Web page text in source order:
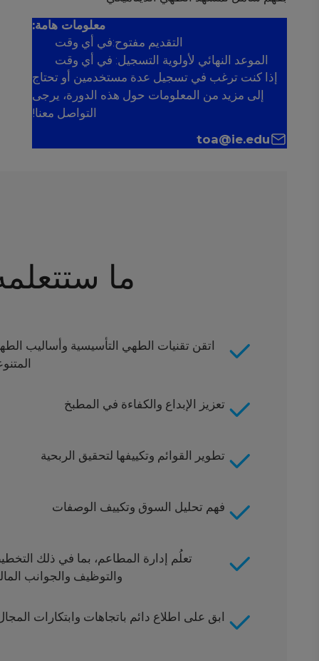
معلومات هامة:
التقديم مفتوح:في أي وقت
الموعد النهائي لأولوية التسجيل: في أي وقت
إذا كنت ترغب في تسجيل عدة مستخدمين أو تحتاج
إلى مزيد من المعلومات حول هذه الدورة، يرجى
التواصل معنا!
toa@ie.edu
ما
اتقن تقنيات الطهي التأسيسية وأساليب
تعزيز الإبداع والكفاءة في المطبخ
تطوير القوائم وتكييفها لتحقيق الربحية
فهم تحليل السوق وتكييف الوصفات
تعلُم إدارة المطاعم، بما في ذلك
والتوظيف والجوانب
ابق على اطلاع دائم باتجاهات وابتكارات